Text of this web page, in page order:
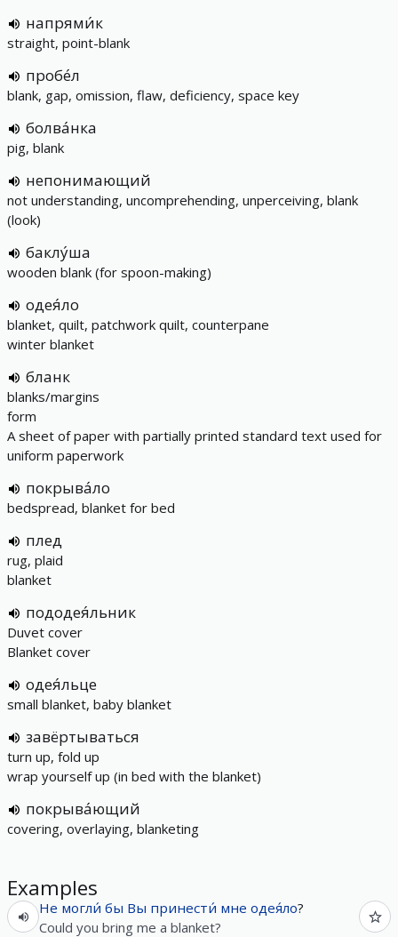
напрями́к
straight, point-blank
пробе́л
blank, gap, omission, flaw, deficiency, space key
болва́нка
pig, blank
непонимающий
not understanding, uncomprehending, unperceiving, blank
(look)
баклу́ша
wooden blank (for spoon-making)
одея́ло
blanket, quilt, patchwork quilt, counterpane
winter blanket
бланк
blanks/margins
form
A sheet of paper with partially printed standard text used for
uniform paperwork
покрыва́ло
bedspread, blanket for bed
плед
rug, plaid
blanket
пододея́льник
Duvet cover
Blanket cover
одея́льце
small blanket, baby blanket
завёртываться
turn up, fold up
wrap yourself up (in bed with the blanket)
покрыва́ющий
covering, overlaying, blanketing
Examples
Не могли́ бы Вы принести́ мне одея́ло?
Could you bring me a blanket?